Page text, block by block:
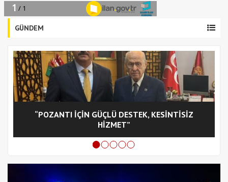
GÜNDEM
“POZANTI İÇİN GÜÇLÜ DESTEK, KESİNTİSİZ
HİZMET”